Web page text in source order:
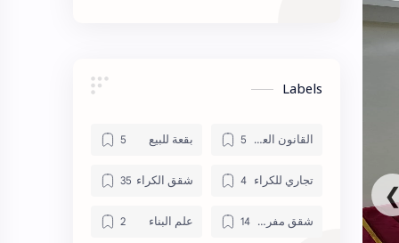
Labels
القانون العقاري بقعة للبيع
تجاري للكراء شقق الكراء
شقق مفروشة علم البناء